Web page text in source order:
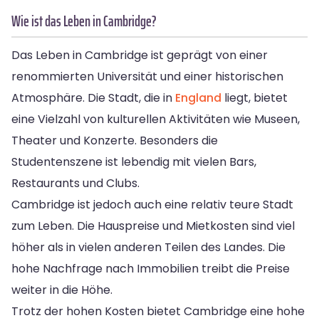
Wie ist das Leben in Cambridge?
Das Leben in Cambridge ist geprägt von einer
renommierten Universität und einer historischen
Atmosphäre. Die Stadt, die in England liegt, bietet
eine Vielzahl von kulturellen Aktivitäten wie Museen,
Theater und Konzerte. Besonders die
Studentenszene ist lebendig mit vielen Bars,
Restaurants und Clubs.
Cambridge ist jedoch auch eine relativ teure Stadt
zum Leben. Die Hauspreise und Mietkosten sind viel
höher als in vielen anderen Teilen des Landes. Die
hohe Nachfrage nach Immobilien treibt die Preise
weiter in die Höhe.
Trotz der hohen Kosten bietet Cambridge eine hohe